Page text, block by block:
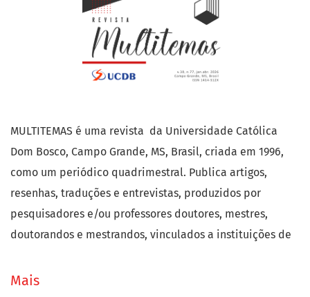
MULTITEMAS é uma revista da Universidade Católica
Dom Bosco, Campo Grande, MS, Brasil, criada em 1996,
como um periódico quadrimestral. Publica artigos,
resenhas, traduções e entrevistas, produzidos por
pesquisadores e/ou professores doutores, mestres,
doutorandos e mestrandos, vinculados a instituições de
internacionais. Destina-se a matérias que, pelo seu
Mais